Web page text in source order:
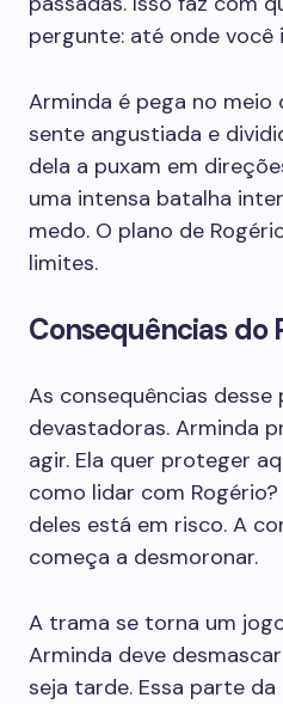
pergunte: até onde você
Arminda é pega no meio
sente angustiada e
dela a puxam em
uma intensa batalha
medo. O plano de
limites.
Consequências do
As consequências desse
devastadoras. Arminda
agir. Ela quer proteger
como lidar com
deles está em risco. A
começa a desmoronar.
A trama se torna um
Arminda deve
seja tarde. Essa parte